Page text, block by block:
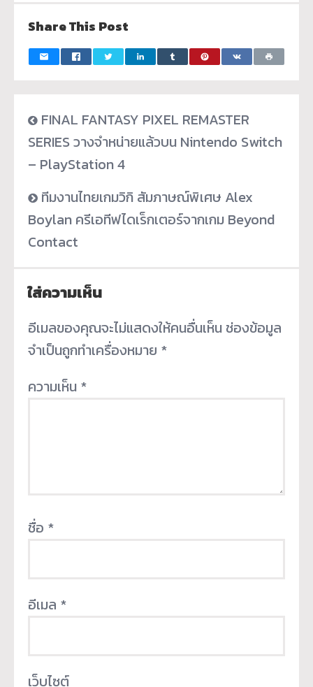
Share This Post
FINAL FANTASY PIXEL REMASTER
SERIES วางจำหน่ายแล้วบน Nintendo Switch
– PlayStation 4
ทีมงานไทยเกมวิกิ สัมภาษณ์พิเศษ Alex
Boylan ครีเอทีฟไดเร็กเตอร์จากเกม Beyond
Contact
ใส่ความเห็น
อีเมลของคุณจะไม่แสดงให้คนอื่นเห็น ช่องข้อมูล
จำเป็นถูกทำเครื่องหมาย *
ความเห็น *
ชื่อ *
อีเมล *
เว็บไซต์